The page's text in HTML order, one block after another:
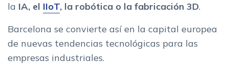
la IA, el IIoT, la robótica o la fabricación 3D.
Barcelona se convierte así en la capital europea
de nuevas tendencias tecnológicas para las
empresas industriales.